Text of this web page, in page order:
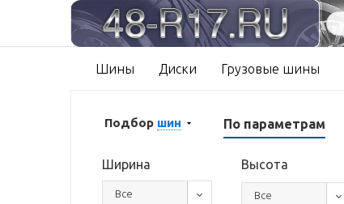
Шины Диски Грузовые шины
По параметрам
Подбор шин
Ширина
Все
Высота
Все